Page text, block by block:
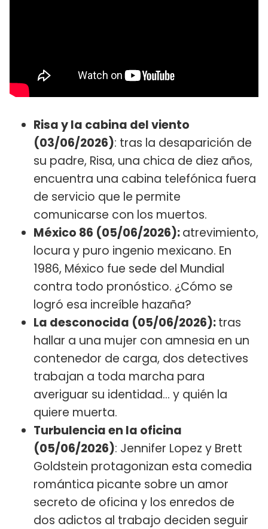
Risa y la cabina del viento
(03/06/2026): tras la desaparición de
su padre, Risa, una chica de diez años,
encuentra una cabina telefónica fuera
de servicio que le permite
comunicarse con los muertos.
México 86 (05/06/2026):atrevimiento,
locura y puro ingenio mexicano. En
1986, México fue sede del Mundial
contra todo pronóstico. ¿Cómo se
logró esa increíble hazaña?
La desconocida (05/06/2026):tras
hallar a una mujer con amnesia en un
contenedor de carga, dos detectives
trabajan a toda marcha para
averiguar su identidad… y quién la
quiere muerta.
Turbulencia en la oficina
(05/06/2026): Jennifer Lopez y Brett
Goldstein protagonizan esta comedia
romántica picante sobre un amor
secreto de oficina y los enredos de
dos adictos al trabajo deciden seguir